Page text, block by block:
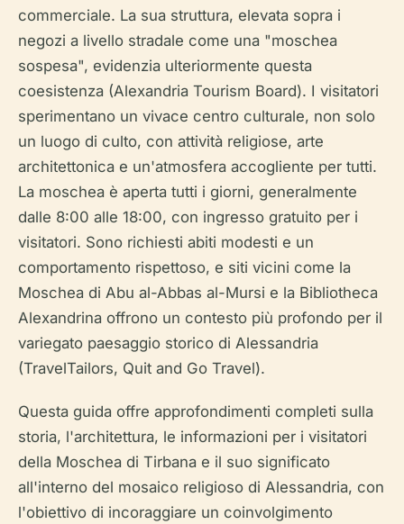
commerciale. La sua struttura, elevata sopra i
negozi a livello stradale come una "moschea
sospesa", evidenzia ulteriormente questa
coesistenza (Alexandria Tourism Board). I visitatori
sperimentano un vivace centro culturale, non solo
un luogo di culto, con attività religiose, arte
architettonica e un'atmosfera accogliente per tutti.
La moschea è aperta tutti i giorni, generalmente
dalle 8:00 alle 18:00, con ingresso gratuito per i
visitatori. Sono richiesti abiti modesti e un
comportamento rispettoso, e siti vicini come la
Moschea di Abu al-Abbas al-Mursi e la Bibliotheca
Alexandrina offrono un contesto più profondo per il
variegato paesaggio storico di Alessandria
(TravelTailors, Quit and Go Travel).
Questa guida offre approfondimenti completi sulla
storia, l'architettura, le informazioni per i visitatori
della Moschea di Tirbana e il suo significato
all'interno del mosaico religioso di Alessandria, con
l'obiettivo di incoraggiare un coinvolgimento